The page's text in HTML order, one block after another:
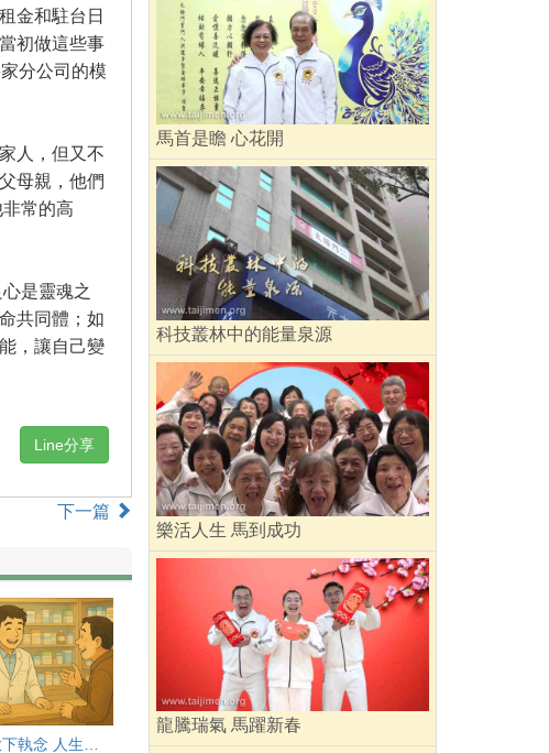
金和駐台日
初做這些事
分公司的模
人，但又不
母親，他們
常的高
是靈魂之
共同體；如
，讓自己變
Line分享
下一篇
馬首是瞻 心花開
科技叢林中的能量泉源
樂活人生 馬到成功
龍騰瑞氣 馬躍新春